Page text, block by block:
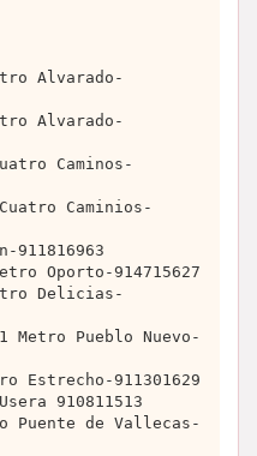
Alvarado-
Alvarado-
Caminos-
Caminios-
Oporto-914715627
Delicias-
Metro Pueblo Nuevo-
Estrecho-911301629
910811513
Puente de Vallecas-